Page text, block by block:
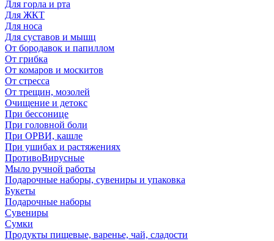
Для горла и рта
Для ЖКТ
Для носа
Для суставов и мышц
От бородавок и папиллом
От грибка
От комаров и москитов
От стресса
От трещин, мозолей
Очищение и детокс
При бессонице
При головной боли
При ОРВИ, кашле
При ушибах и растяжениях
ПротивоВирусные
Мыло ручной работы
Подарочные наборы, сувениры и упаковка
Букеты
Подарочные наборы
Сувениры
Сумки
Продукты пищевые, варенье, чай, сладости